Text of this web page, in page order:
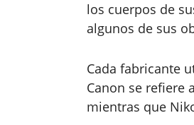
los cuerpos de
algunos de sus
Cada fabricante
Canon se refiere
mientras que